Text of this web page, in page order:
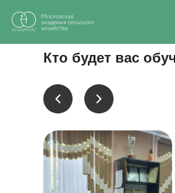
Главная / Эксперты-практики
Кто будет вас